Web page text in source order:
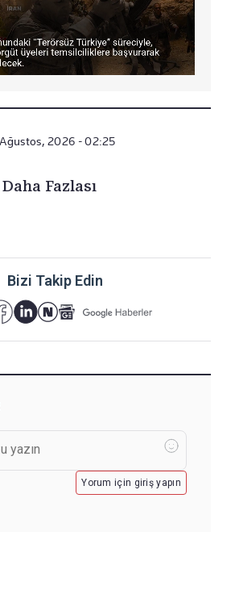
2026 - 02:25
Fazlası
Bizi Takip Edin
Yorum için giriş yapın